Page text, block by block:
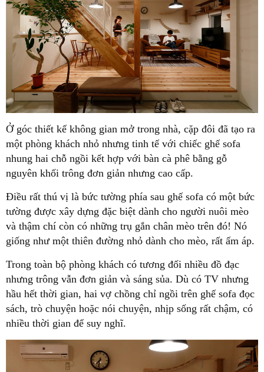
Ở góc thiết kế không gian mở trong nhà, cặp đôi đã tạo ra
một phòng khách nhỏ nhưng tinh tế với chiếc ghế sofa
nhung hai chỗ ngồi kết hợp với bàn cà phê bằng gỗ
nguyên khối trông đơn giản nhưng cao cấp.
Điều rất thú vị là bức tường phía sau ghế sofa có một bức
tường được xây dựng đặc biệt dành cho người nuôi mèo
và thậm chí còn có những trụ gắn chân mèo trên đó! Nó
giống như một thiên đường nhỏ dành cho mèo, rất ấm áp.
Trong toàn bộ phòng khách có tương đối nhiều đồ đạc
nhưng trông vẫn đơn giản và sáng sủa. Dù có TV nhưng
hầu hết thời gian, hai vợ chồng chỉ ngồi trên ghế sofa đọc
sách, trò chuyện hoặc nói chuyện, nhịp sống rất chậm, có
nhiều thời gian để suy nghĩ.